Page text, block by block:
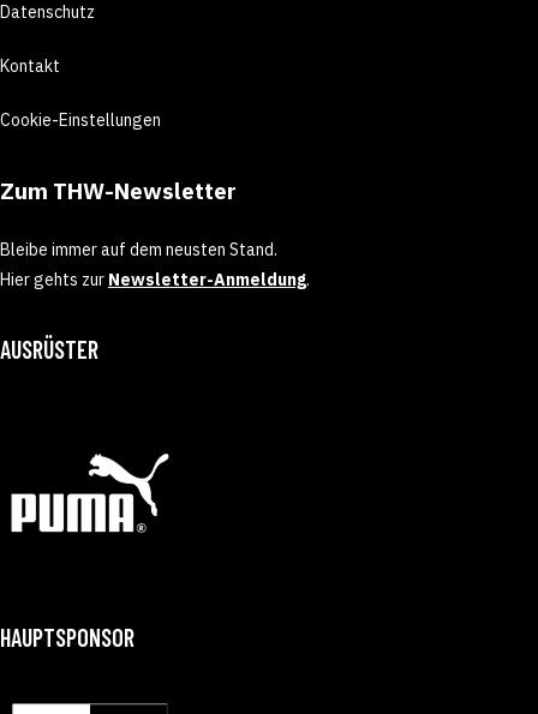
Datenschutz
Kontakt
Cookie-Einstellungen
Zum THW-Newsletter
Bleibe immer auf dem neusten Stand.
Hier gehts zur Newsletter-Anmeldung.
AUSRÜSTER
HAUPTSPONSOR